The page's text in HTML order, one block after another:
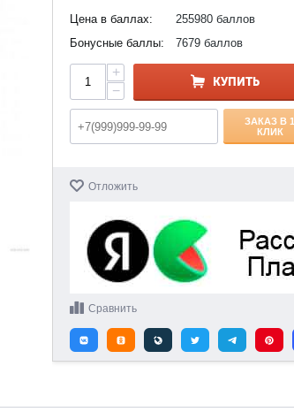
Цена в баллах:
255980 баллов
Бонусные баллы:
7679 баллов
+
−
КУПИТЬ
ЗАКАЗ В 1
КЛИК
Отложить
Сравнить